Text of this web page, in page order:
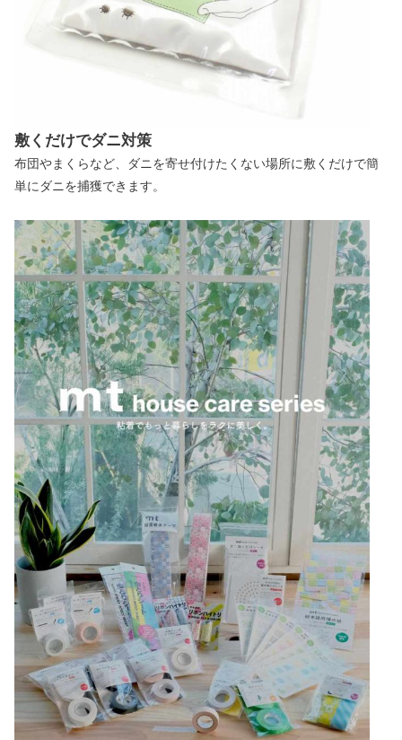
敷くだけでダニ対策
布団やまくらなど、ダニを寄せ付けたくない場所に敷くだけで簡
単にダニを捕獲できます。